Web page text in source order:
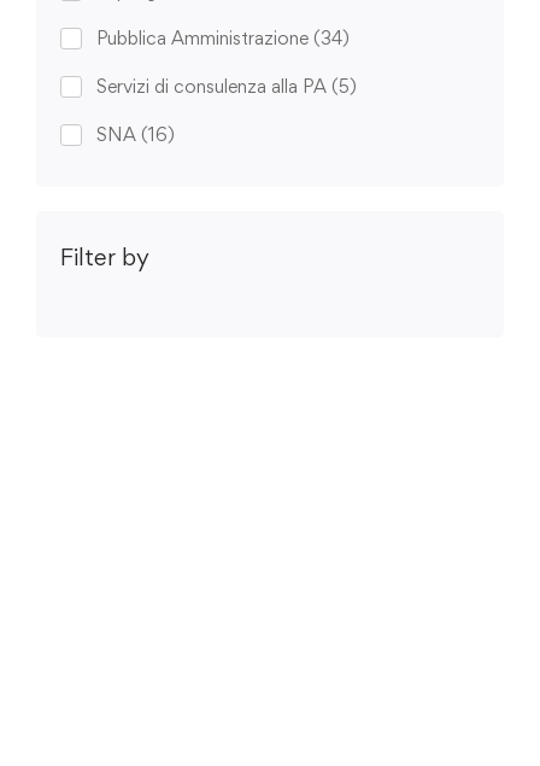
Pubblica Amministrazione (34)
Servizi di consulenza alla PA (5)
SNA (16)
Filter by